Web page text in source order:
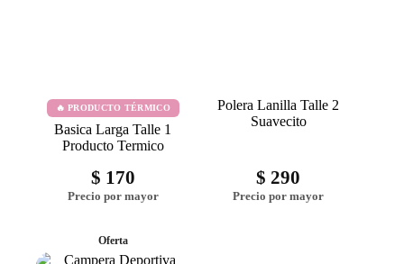
🔥 PRODUCTO TÉRMICO
Basica Larga Talle 1
Producto Termico
$ 170
Polera Lanilla Talle 2
Suavecito
$ 290
Oferta